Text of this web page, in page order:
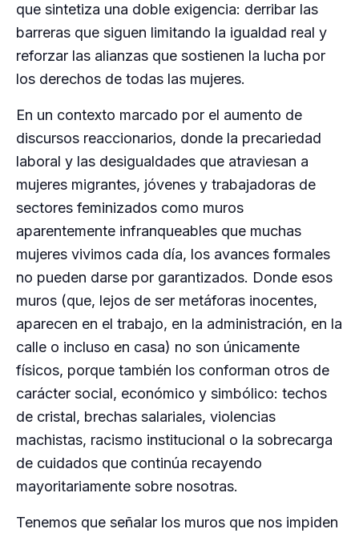
que sintetiza una doble exigencia: derribar las
barreras que siguen limitando la igualdad real y
reforzar las alianzas que sostienen la lucha por
los derechos de todas las mujeres.
En un contexto marcado por el aumento de
discursos reaccionarios, donde la precariedad
laboral y las desigualdades que atraviesan a
mujeres migrantes, jóvenes y trabajadoras de
sectores feminizados como muros
aparentemente infranqueables que muchas
mujeres vivimos cada día, los avances formales
no pueden darse por garantizados. Donde esos
muros (que, lejos de ser metáforas inocentes,
aparecen en el trabajo, en la administración, en la
calle o incluso en casa) no son únicamente
físicos, porque también los conforman otros de
carácter social, económico y simbólico: techos
de cristal, brechas salariales, violencias
machistas, racismo institucional o la sobrecarga
de cuidados que continúa recayendo
mayoritariamente sobre nosotras.
Tenemos que señalar los muros que nos impiden